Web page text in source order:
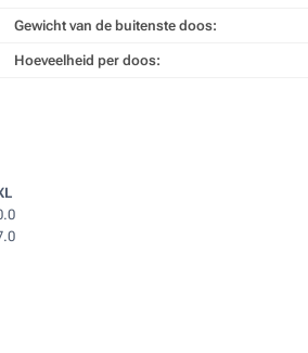
Gewicht van de buitenste doos:
Hoeveelheid per doos: